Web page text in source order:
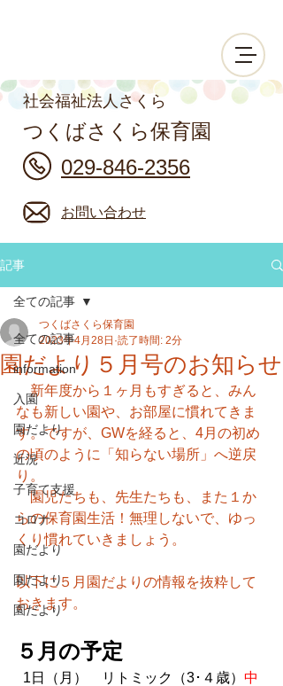
つくばさくら保育園
029-846-2356
お問い合わせ
社会福祉法人さくら
記事
全ての記事
information
入園
園だより
近況
子育て支援
コロナ
園だより
園だより
園だより
全ての記事
園だより５月号のお知らせ
つくばさくら保育園
2023年4月28日 読了時間: 2分
新年度から１ヶ月もすぎると、みん
なも新しい園や、お部屋に慣れてきま
す。ですが、GWを経ると、4月の初め
の頃のように「知らない場所」へ逆戻
り。
園児たちも、先生たちも、また１か
らの保育園生活！無理しないで、ゆっ
くり慣れていきましょう。
以下に５月園だよりの情報を抜粋して
おきます。
５月の予定
  1日（月）　リトミック（3･４歳）
中